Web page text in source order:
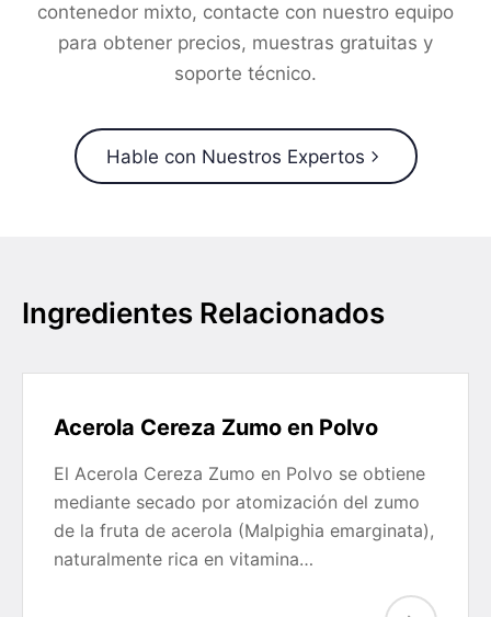
contenedor mixto, contacte con nuestro equipo
para obtener precios, muestras gratuitas y
soporte técnico.
Hable con Nuestros Expertos
Ingredientes Relacionados
Acerola Cereza Zumo en Polvo
El Acerola Cereza Zumo en Polvo se obtiene
mediante secado por atomización del zumo
de la fruta de acerola (Malpighia emarginata),
naturalmente rica en vitamina…